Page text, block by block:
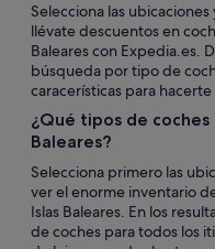
Selecciona las
llévate descuentos en
Baleares con Expedia.es.
búsqueda por tipo de
caracerísticas para
¿Qué tipos de coches
Baleares?
Selecciona primero las
ver el enorme inventario
Islas Baleares. En los
de coches para todos los